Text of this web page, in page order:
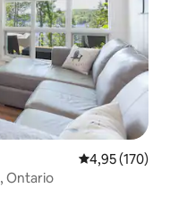
4,95 av 5 i
4,95 (170)
Ontario